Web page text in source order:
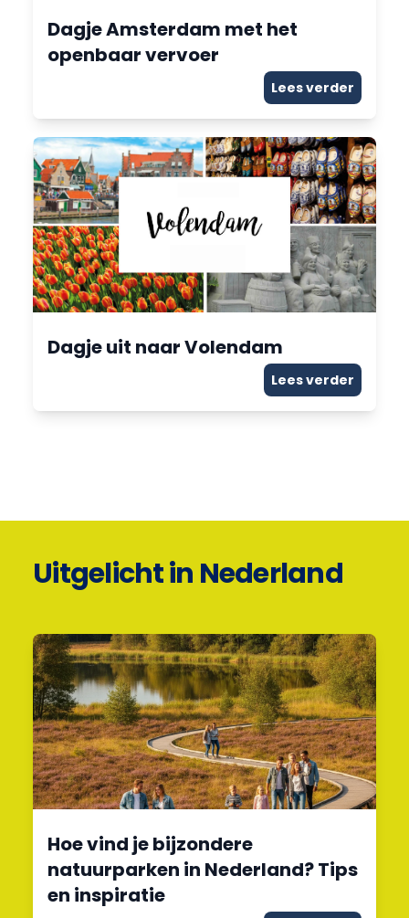
Dagje Amsterdam met het
openbaar vervoer
Lees verder
Dagje uit naar Volendam
Lees verder
Uitgelicht in Nederland
Hoe vind je bijzondere
natuurparken in Nederland? Tips
en inspiratie